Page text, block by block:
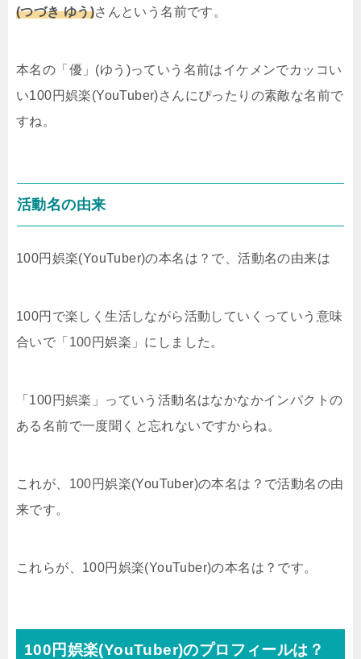
(つづき ゆう)さんという名前です。
本名の「優」(ゆう)っていう名前はイケメンでカッコい
い100円娯楽(YouTuber)さんにぴったりの素敵な名前で
すね。
活動名の由来
100円娯楽(YouTuber)の本名は？で、活動名の由来は
100円で楽しく生活しながら活動していくっていう意味
合いで「100円娯楽」にしました。
「100円娯楽」っていう活動名はなかなかインパクトの
ある名前で一度聞くと忘れないですからね。
これが、100円娯楽(YouTuber)の本名は？で活動名の由
来です。
これらが、100円娯楽(YouTuber)の本名は？です。
100円娯楽(YouTuber)のプロフィールは？